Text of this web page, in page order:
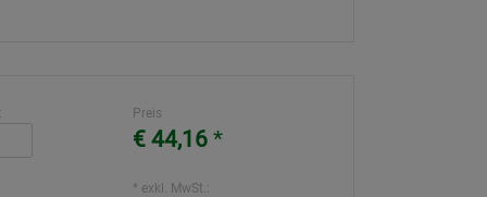
Preis
€ 44,16 *
* exkl. MwSt.: